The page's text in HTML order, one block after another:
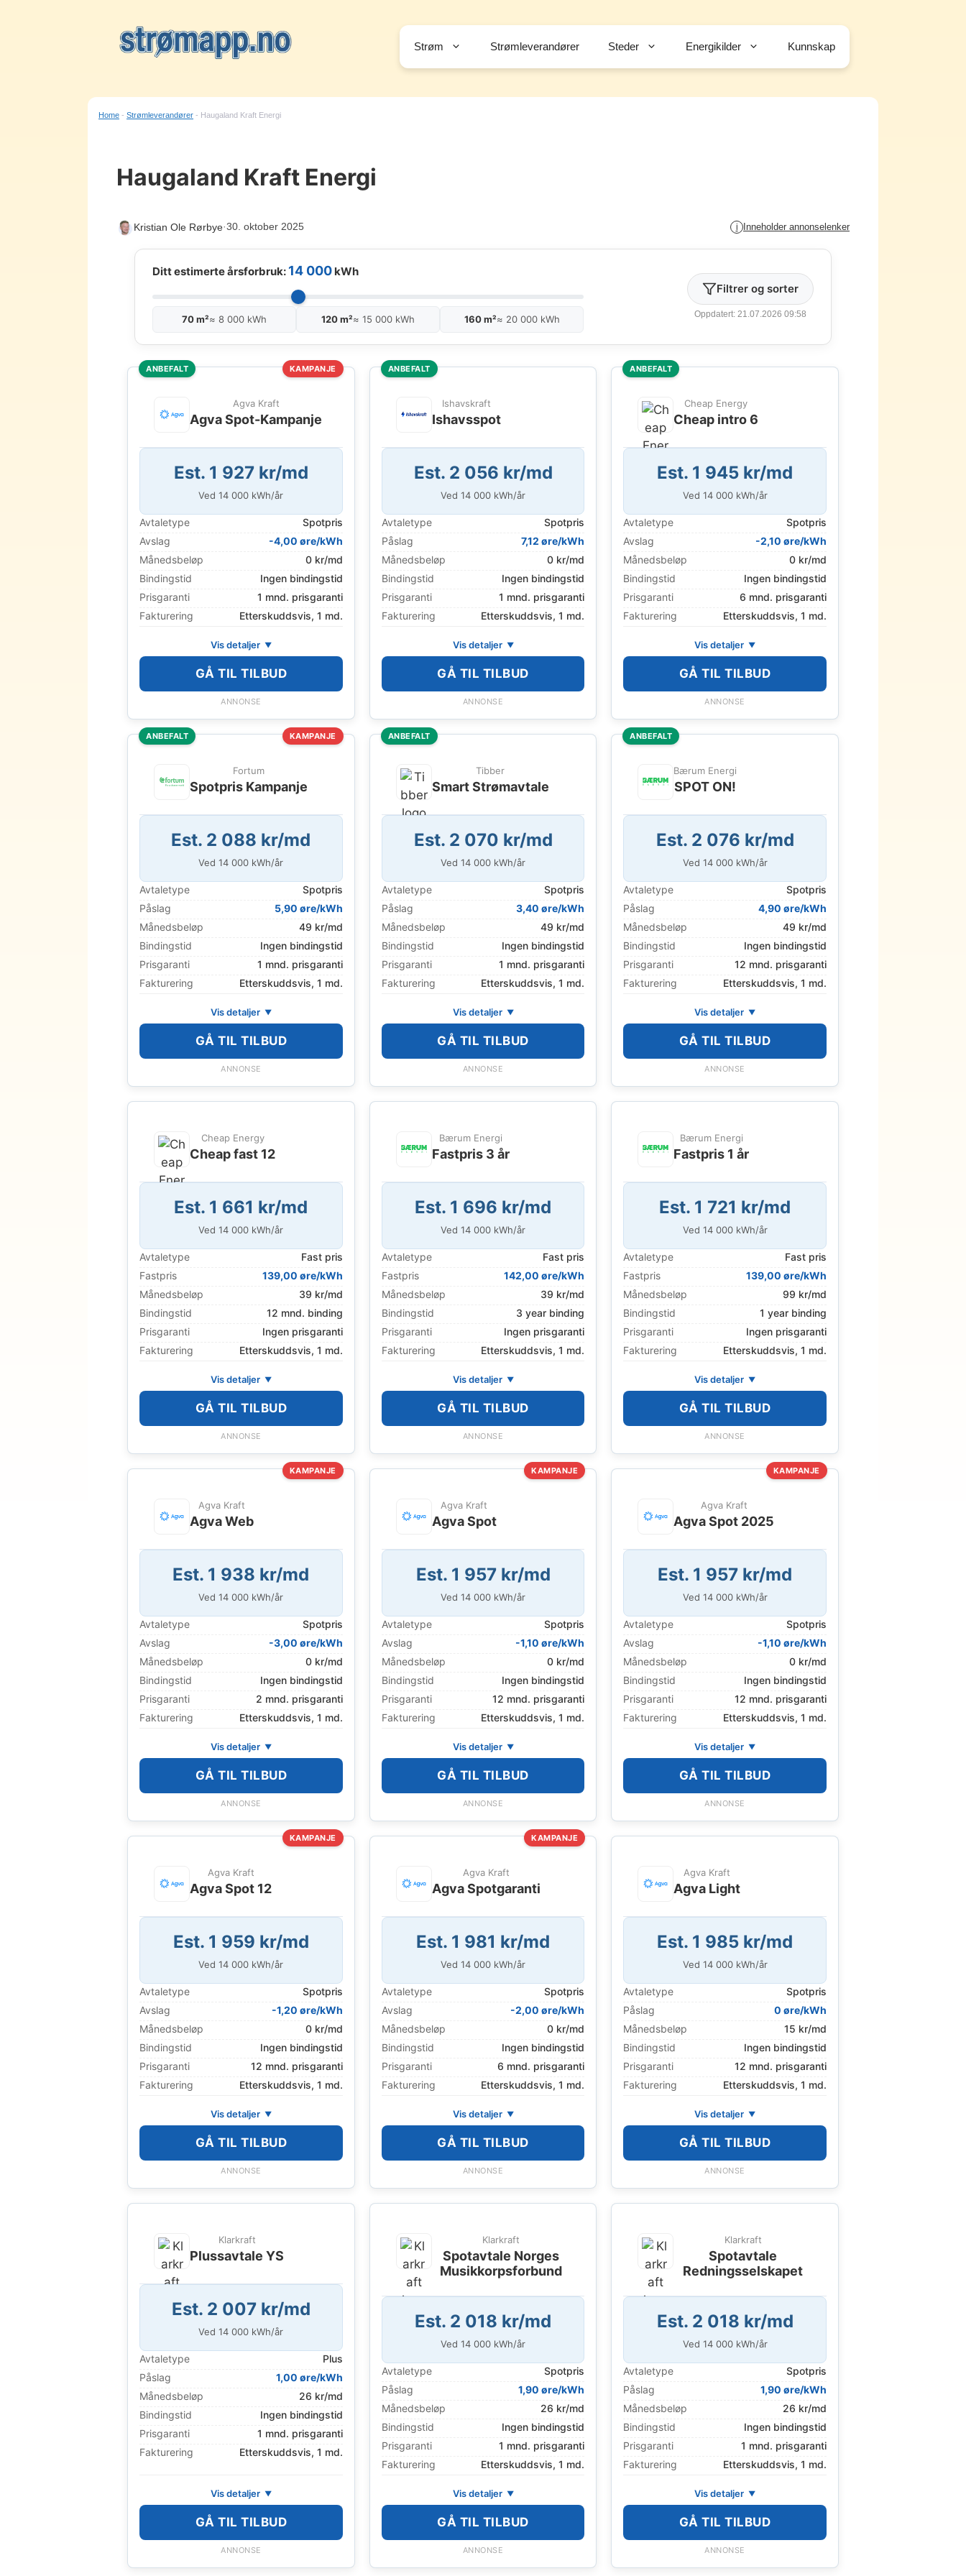
Strøm Strømleverandører Steder Energikilder Kunnskap
Home - Strømleverandører - Haugaland Kraft Energi
Haugaland Kraft Energi
Kristian Ole Rørbye·30. oktober 2025 i Inneholder annonselenker
Ditt estimerte årsforbruk: 14 000 kWh
70 m²≈ 8 000 kWh 120 m²≈ 15 000 kWh 160 m²≈ 20 000 kWh
Filtrer og sorter
Oppdatert: 21.07.2026 09:58
ANBEFALT KAMPANJE
Agva Kraft
Agva Spot-Kampanje
Est. 1 927 kr/md
Ved14 000 kWh/år
Avtaletype
Spotpris
Avslag
-4,00 øre/kWh
Månedsbeløp
0 kr/md
Bindingstid
Ingen bindingstid
Prisgaranti
1 mnd. prisgaranti
Fakturering
Etterskuddsvis, 1 md.
Vis detaljer
GÅ TIL TILBUD
ANNONSE
ANBEFALT
Ishavskraft
Ishavsspot
Est. 2 056 kr/md
Ved 14 000 kWh/år
Avtaletype
Spotpris
Påslag
7,12 øre/kWh
Månedsbeløp
0 kr/md
Bindingstid
Ingen bindingstid
Prisgaranti
1 mnd. prisgaranti
Fakturering
Etterskuddsvis, 1 md.
Vis detaljer
GÅ TIL TILBUD
ANNONSE
ANBEFALT
Cheap Energy
Cheap intro 6
Est. 1 945 kr/md
Ved 14 000kWh/år
Avtaletype
Spotpris
Avslag
-2,10 øre/kWh
Månedsbeløp
0 kr/md
Bindingstid
Ingen bindingstid
Prisgaranti
6 mnd. prisgaranti
Fakturering
Etterskuddsvis, 1 md.
Vis detaljer
GÅ TIL TILBUD
ANNONSE
ANBEFALT KAMPANJE
Fortum
Spotpris Kampanje
Est. 2 088 kr/md
Ved14 000 kWh/år
Avtaletype
Spotpris
Påslag
5,90 øre/kWh
Månedsbeløp
49 kr/md
Bindingstid
Ingen bindingstid
Prisgaranti
1 mnd. prisgaranti
Fakturering
Etterskuddsvis, 1 md.
Vis detaljer
GÅ TIL TILBUD
ANNONSE
ANBEFALT
Tibber
Smart Strømavtale
Est. 2 070 kr/md
Ved 14 000 kWh/år
Avtaletype
Spotpris
Påslag
3,40 øre/kWh
Månedsbeløp
49 kr/md
Bindingstid
Ingen bindingstid
Prisgaranti
1 mnd. prisgaranti
Fakturering
Etterskuddsvis, 1 md.
Vis detaljer
GÅ TIL TILBUD
ANNONSE
ANBEFALT
Bærum Energi
SPOT ON!
Est. 2 076 kr/md
Ved 14 000kWh/år
Avtaletype
Spotpris
Påslag
4,90 øre/kWh
Månedsbeløp
49 kr/md
Bindingstid
Ingen bindingstid
Prisgaranti
12 mnd. prisgaranti
Fakturering
Etterskuddsvis, 1 md.
Vis detaljer
GÅ TIL TILBUD
ANNONSE
Cheap Energy
Cheap fast 12
Est. 1 661 kr/md
Ved14 000 kWh/år
Avtaletype
Fast pris
Fastpris
139,00 øre/kWh
Månedsbeløp
39 kr/md
Bindingstid
12 mnd. binding
Prisgaranti
Ingen prisgaranti
Fakturering
Etterskuddsvis, 1 md.
Vis detaljer
GÅ TIL TILBUD
ANNONSE
Bærum Energi
Fastpris 3 år
Est. 1 696 kr/md
Ved 14 000 kWh/år
Avtaletype
Fast pris
Fastpris
142,00 øre/kWh
Månedsbeløp
39 kr/md
Bindingstid
3 year binding
Prisgaranti
Ingen prisgaranti
Fakturering
Etterskuddsvis, 1 md.
Vis detaljer
GÅ TIL TILBUD
ANNONSE
Bærum Energi
Fastpris 1 år
Est. 1 721 kr/md
Ved 14 000kWh/år
Avtaletype
Fast pris
Fastpris
139,00 øre/kWh
Månedsbeløp
99 kr/md
Bindingstid
1 year binding
Prisgaranti
Ingen prisgaranti
Fakturering
Etterskuddsvis, 1 md.
Vis detaljer
GÅ TIL TILBUD
ANNONSE
KAMPANJE
Agva Kraft
Agva Web
Est. 1 938 kr/md
Ved14 000 kWh/år
Avtaletype
Spotpris
Avslag
-3,00 øre/kWh
Månedsbeløp
0 kr/md
Bindingstid
Ingen bindingstid
Prisgaranti
2 mnd. prisgaranti
Fakturering
Etterskuddsvis, 1 md.
Vis detaljer
GÅ TIL TILBUD
ANNONSE
KAMPANJE
Agva Kraft
Agva Spot
Est. 1 957 kr/md
Ved 14 000 kWh/år
Avtaletype
Spotpris
Avslag
-1,10 øre/kWh
Månedsbeløp
0 kr/md
Bindingstid
Ingen bindingstid
Prisgaranti
12 mnd. prisgaranti
Fakturering
Etterskuddsvis, 1 md.
Vis detaljer
GÅ TIL TILBUD
ANNONSE
KAMPANJE
Agva Kraft
Agva Spot 2025
Est. 1 957 kr/md
Ved 14 000kWh/år
Avtaletype
Spotpris
Avslag
-1,10 øre/kWh
Månedsbeløp
0 kr/md
Bindingstid
Ingen bindingstid
Prisgaranti
12 mnd. prisgaranti
Fakturering
Etterskuddsvis, 1 md.
Vis detaljer
GÅ TIL TILBUD
ANNONSE
KAMPANJE
Agva Kraft
Agva Spot 12
Est. 1 959 kr/md
Ved14 000 kWh/år
Avtaletype
Spotpris
Avslag
-1,20 øre/kWh
Månedsbeløp
0 kr/md
Bindingstid
Ingen bindingstid
Prisgaranti
12 mnd. prisgaranti
Fakturering
Etterskuddsvis, 1 md.
Vis detaljer
GÅ TIL TILBUD
ANNONSE
KAMPANJE
Agva Kraft
Agva Spotgaranti
Est. 1 981 kr/md
Ved 14 000 kWh/år
Avtaletype
Spotpris
Avslag
-2,00 øre/kWh
Månedsbeløp
0 kr/md
Bindingstid
Ingen bindingstid
Prisgaranti
6 mnd. prisgaranti
Fakturering
Etterskuddsvis, 1 md.
Vis detaljer
GÅ TIL TILBUD
ANNONSE
Agva Kraft
Agva Light
Est. 1 985 kr/md
Ved 14 000kWh/år
Avtaletype
Spotpris
Påslag
0 øre/kWh
Månedsbeløp
15 kr/md
Bindingstid
Ingen bindingstid
Prisgaranti
12 mnd. prisgaranti
Fakturering
Etterskuddsvis, 1 md.
Vis detaljer
GÅ TIL TILBUD
ANNONSE
Klarkraft
Plussavtale YS
Est. 2 007 kr/md
Ved14 000 kWh/år
Avtaletype
Plus
Påslag
1,00 øre/kWh
Månedsbeløp
26 kr/md
Bindingstid
Ingen bindingstid
Prisgaranti
1 mnd. prisgaranti
Fakturering
Etterskuddsvis, 1 md.
Vis detaljer
GÅ TIL TILBUD
ANNONSE
Klarkraft
Spotavtale Norges
Musikkorpsforbund
Est. 2 018 kr/md
Ved 14 000 kWh/år
Avtaletype
Spotpris
Påslag
1,90 øre/kWh
Månedsbeløp
26 kr/md
Bindingstid
Ingen bindingstid
Prisgaranti
1 mnd. prisgaranti
Fakturering
Etterskuddsvis, 1 md.
Vis detaljer
GÅ TIL TILBUD
ANNONSE
Klarkraft
Spotavtale
Redningsselskapet
Est. 2 018 kr/md
Ved 14 000kWh/år
Avtaletype
Spotpris
Påslag
1,90 øre/kWh
Månedsbeløp
26 kr/md
Bindingstid
Ingen bindingstid
Prisgaranti
1 mnd. prisgaranti
Fakturering
Etterskuddsvis, 1 md.
Vis detaljer
GÅ TIL TILBUD
ANNONSE